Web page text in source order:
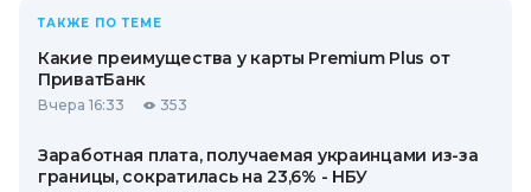
ТАКЖЕ ПО ТЕМЕ
Какие преимущества у карты Premium Plus от
ПриватБанк
Вчера 16:33 353
Заработная плата, получаемая украинцами из-за
границы, сократилась на 23,6% - НБУ